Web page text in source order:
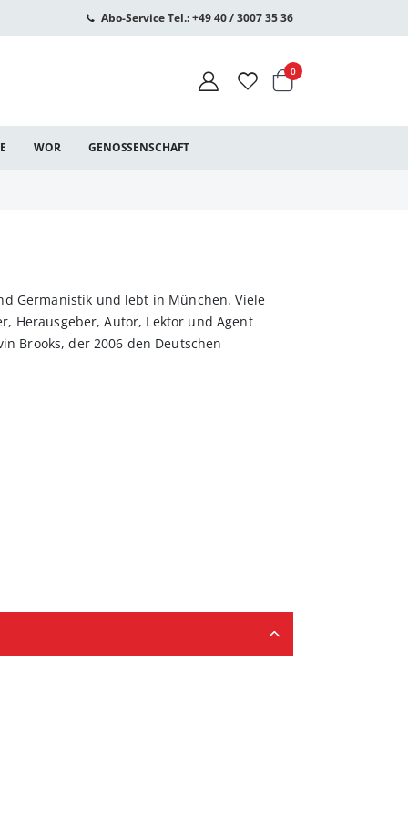
Abo-Service Tel.: +49 40 / 3007 35 36
Warenkorb
0Artikel
WOR GENOSSENSCHAFT
Germanistik und lebt in München. Viele
Herausgeber, Autor, Lektor und Agent
Brooks, der 2006 den Deutschen